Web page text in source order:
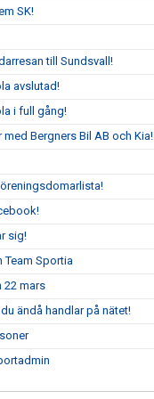
SK!
till Sundsvall!
avslutad!
i full gång!
Bergners Bil AB och Kia!
sig!
Team Sportia
22 mars
ändå handlar på nätet!